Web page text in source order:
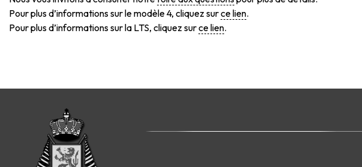
Pour plus d’informations sur le modèle 4, cliquez surce lien.
Pour plus d’informations sur la LTS, cliquez surce lien.